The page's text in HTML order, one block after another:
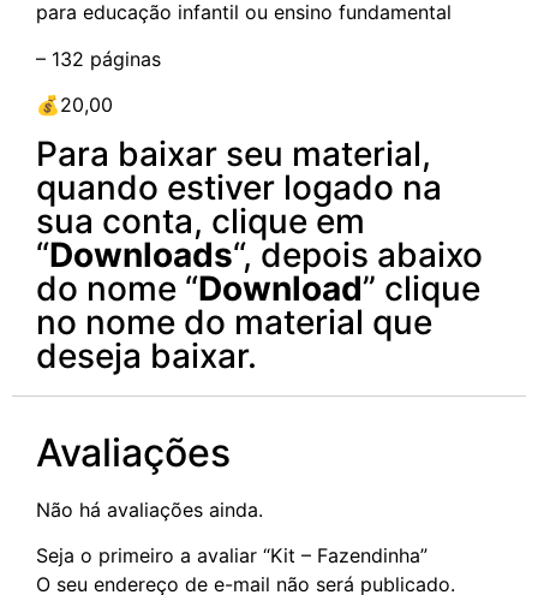
para educação infantil ou ensino fundamental
– 132 páginas
💰20,00
Para baixar seu material,
quando estiver logado na
sua conta, clique em
“Downloads“, depois abaixo
do nome “Download” clique
no nome do material que
deseja baixar.
Avaliações
Não há avaliações ainda.
Seja o primeiro a avaliar “Kit – Fazendinha”
O seu endereço de e-mail não será publicado.